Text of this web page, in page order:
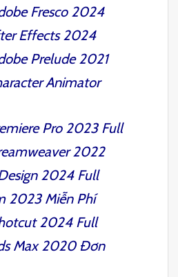
Fresco 2024
Effects 2024
Prelude 2021
Animator
Pro 2023Full
2022
2024Full
2023Miễn Phí
2024Full
Max 2020Đơn